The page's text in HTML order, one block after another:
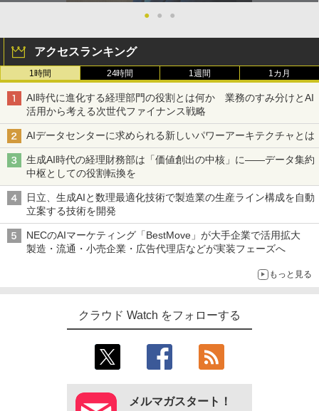
●
● ●
アクセスランキング
1時間 24時間 1週間 1カ月
AI時代に進化する経理部門の役割とは何か 業務のすみ分けとAI
活用から考える次世代ファイナンス戦略
AIデータセンターに求められる新しいパワーアーキテクチャとは
生成AI時代の経理財務部は「価値創出の中核」に――データ集約
中枢としての役割転換を
日立、生成AIと数理最適化技術で製造業の生産ライン構成を自動
立案する技術を開発
NECのAIマーケティング「BestMove」が大手企業で活用拡大
製造・流通・小売企業・広告代理店などが実装フェーズへ
もっと見る
クラウド Watch をフォローする
メルマガスタート！